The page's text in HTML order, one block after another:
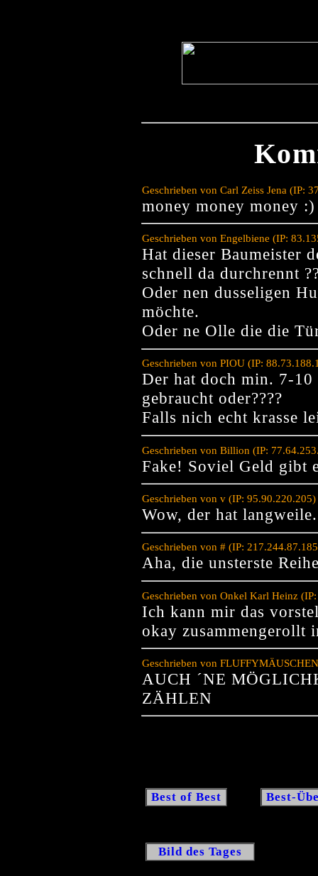
Geschrieben von Carl Zeiss Jena (IP:
money money money :)
Geschrieben von Engelbiene (IP:
Hat dieser Baumeister
schnell da durchrennt
Oder nen dusseligen
möchte.
Oder ne Olle die die
Geschrieben von PIOU (IP:
Der hat doch min. 7-10
gebraucht oder????
Falls nich echt krasse
Geschrieben von Billion (IP:
Fake! Soviel Geld gibt
Geschrieben von v (IP:
Wow, der hat langweile.
Geschrieben von # (IP:
Aha, die unsterste
Geschrieben von Onkel Karl Heinz
Ich kann mir das
okay zusammengerollt
Geschrieben von
AUCH ´NE
ZÄHLEN
Best of Best Best-
Bild des Tages